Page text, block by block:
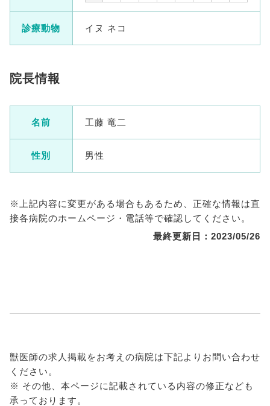
診療動物 イヌ ネコ
院長情報
名前 工藤 竜二
性別 男性
※上記内容に変更がある場合もあるため、正確な情報は直
接各病院のホームページ・電話等で確認してください。
最終更新日：2023/05/26
獣医師の求人掲載をお考えの病院は下記よりお問い合わせ
ください。
※ その他、本ページに記載されている内容の修正なども
承っております。